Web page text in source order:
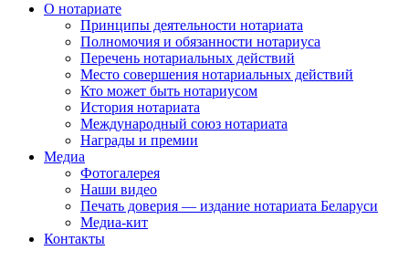
О нотариате
Принципы деятельности нотариата
Полномочия и обязанности нотариуса
Перечень нотариальных действий
Место совершения нотариальных действий
Кто может быть нотариусом
История нотариата
Международный союз нотариата
Награды и премии
Медиа
Фотогалерея
Наши видео
Печать доверия — издание нотариата Беларуси
Медиа-кит
Контакты